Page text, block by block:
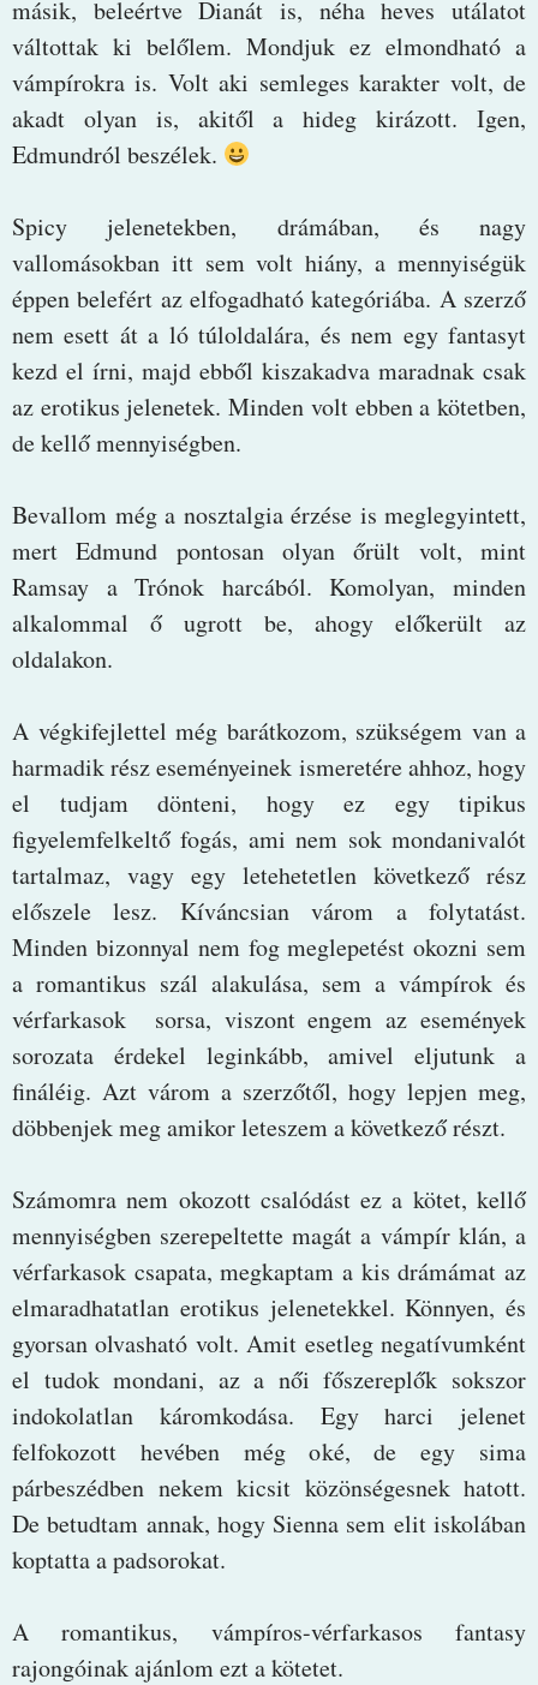
másik, beleértve Dianát is, néha heves utálatot
váltottak ki belőlem. Mondjuk ez elmondható a
vámpírokra is. Volt aki semleges karakter volt, de
akadt olyan is, akitől a hideg kirázott. Igen,
Edmundról beszélek.
Spicy jelenetekben, drámában, és nagy
vallomásokban itt sem volt hiány, a mennyiségük
éppen belefért az elfogadható kategóriába. A szerző
nem esett át a ló túloldalára, és nem egy fantasyt
kezd el írni, majd ebből kiszakadva maradnak csak
az erotikus jelenetek. Minden volt ebben a kötetben,
de kellő mennyiségben.
Bevallom még a nosztalgia érzése is meglegyintett,
mert Edmund pontosan olyan őrült volt, mint
Ramsay a Trónok harcából. Komolyan, minden
alkalommal ő ugrott be, ahogy előkerült az
oldalakon.
A végkifejlettel még barátkozom, szükségem van a
harmadik rész eseményeinek ismeretére ahhoz, hogy
el tudjam dönteni, hogy ez egy tipikus
figyelemfelkeltő fogás, ami nem sok mondanivalót
tartalmaz, vagy egy letehetetlen következő rész
előszele lesz. Kíváncsian várom a folytatást.
Minden bizonnyal nem fog meglepetést okozni sem
a romantikus szál alakulása, sem a vámpírok és
vérfarkasok sorsa, viszont engem az események
sorozata érdekel leginkább, amivel eljutunk a
fináléig. Azt várom a szerzőtől, hogy lepjen meg,
döbbenjek meg amikor leteszem a következő részt.
Számomra nem okozott csalódást ez a kötet, kellő
mennyiségben szerepeltette magát a vámpír klán, a
vérfarkasok csapata, megkaptam a kis drámámat az
elmaradhatatlan erotikus jelenetekkel. Könnyen, és
gyorsan olvasható volt. Amit esetleg negatívumként
el tudok mondani, az a női főszereplők sokszor
indokolatlan káromkodása. Egy harci jelenet
felfokozott hevében még oké, de egy sima
párbeszédben nekem kicsit közönségesnek hatott.
De betudtam annak, hogy Sienna sem elit iskolában
koptatta a padsorokat.
A romantikus, vámpíros-vérfarkasos fantasy
rajongóinak ajánlom ezt a kötetet.